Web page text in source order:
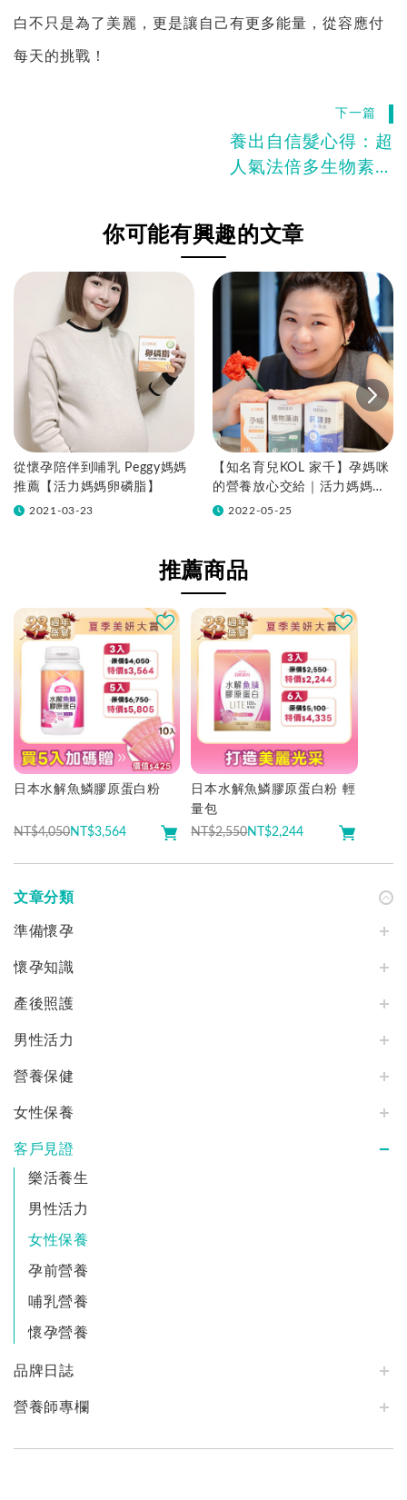
白不只是為了美麗，更是讓自己有更多能量，從容應付
每天的挑戰！
下一篇
養出自信髮心得：超
人氣法倍多生物素實
你可能有興趣的文章
從懷孕陪伴到哺乳 Peggy媽媽
推薦【活力媽媽卵磷脂】
2021-03-23
【知名育兒KOL 家千】孕媽咪
的營養放心交給｜活力媽媽孕
哺維他命、藻油、鈣鎂鋅
2022-05-25
推薦商品
日本水解魚鱗膠原蛋白粉
NT$4,050NT$3,564
日本水解魚鱗膠原蛋白粉 輕
量包
NT$2,550NT$2,244
文章分類
準備懷孕
懷孕知識
產後照護
男性活力
營養保健
女性保養
客戶見證
樂活養生
男性活力
女性保養
孕前營養
哺乳營養
懷孕營養
品牌日誌
營養師專欄